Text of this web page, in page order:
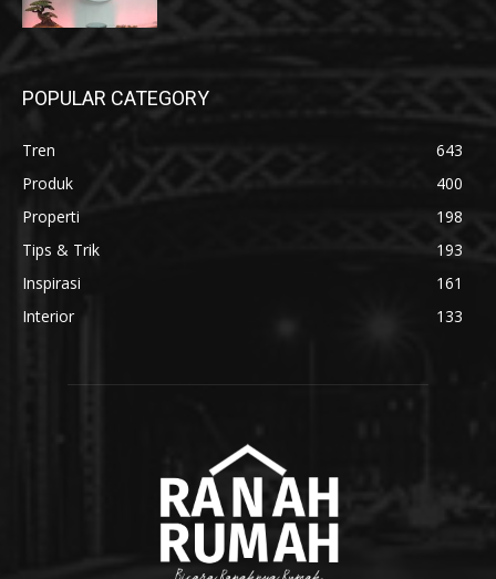
POPULAR CATEGORY
Tren
643
Produk
400
Properti
198
Tips & Trik
193
Inspirasi
161
Interior
133